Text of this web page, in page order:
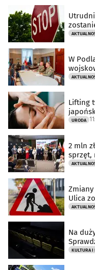
W
Lifting
URODA
2 mln
sprzęt,
Ulica
Na